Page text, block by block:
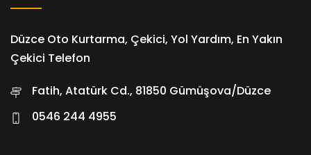
Düzce Oto Kurtarma, Çekici, Yol Yardım, En Yakın
Çekici Telefon
Fatih, Atatürk Cd., 81850 Gümüşova/Düzce
0546 244 4955